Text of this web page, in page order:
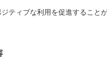
ティブな利用を促進すること